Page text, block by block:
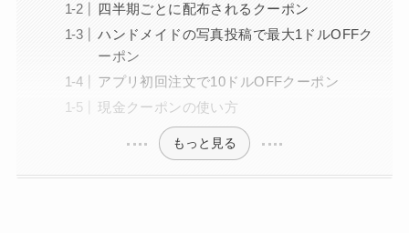
四半期ごとに配布されるクーポン
ハンドメイドの写真投稿で最大1ドルOFFク
ーポン
アプリ初回注文で10ドルOFFクーポン
現金クーポンの使い方
もっと見る